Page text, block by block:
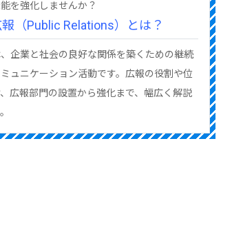
を強化しませんか？
（Public Relations）とは？
企業と社会の良好な関係を築くための継続
ュニケーション活動です。広報の役割や位
広報部門の設置から強化まで、幅広く解説